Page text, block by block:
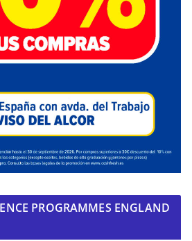
PROGRAMMES ENGLAND